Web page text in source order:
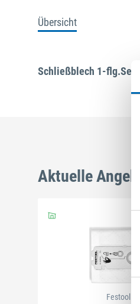
Übersicht
Schließblech 1-
Aktuelle
Festool